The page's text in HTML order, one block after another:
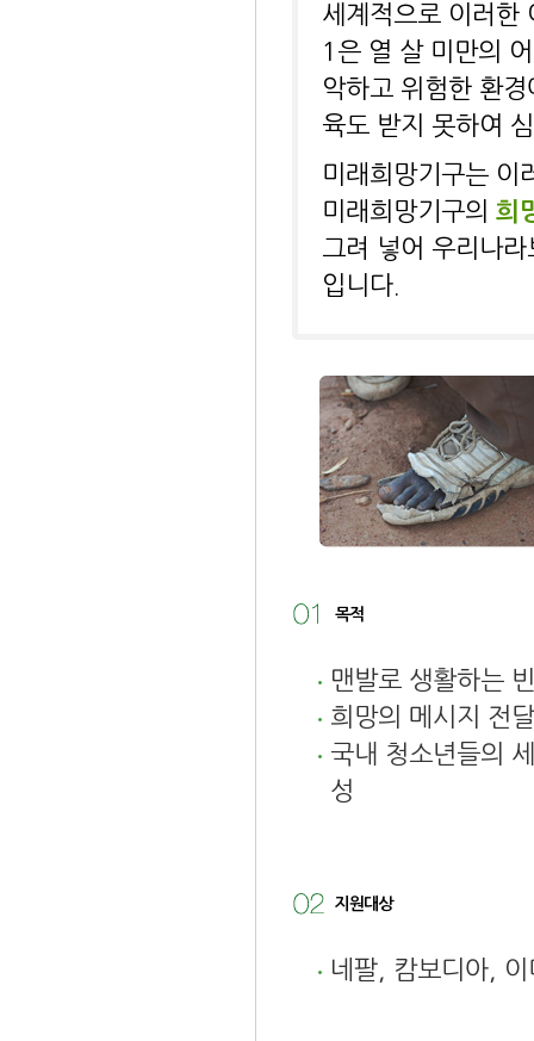
세계적으로 이러한
1은 열 살 미만의
악하고 위험한 환
육도 받지 못하여
미래희망기구는 이
미래희망기구의 희
그려 넣어 우리나
입니다.
목적
맨발로 생활하는
희망의 메시지 전
국내 청소년들의
성
지원대상
네팔, 캄보디아,